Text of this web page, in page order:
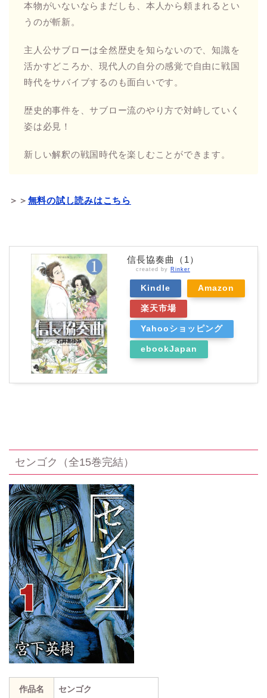
本物がいないならまだしも、本人から頼まれるとい
うのが斬新。
主人公サブローは全然歴史を知らないので、知識を
活かすどころか、現代人の自分の感覚で自由に戦国
時代をサバイブするのも面白いです。
歴史的事件を、サブロー流のやり方で対峙していく
姿は必見！
新しい解釈の戦国時代を楽しむことができます。
＞＞ 無料の試し読みはこちら
信長協奏曲（1）
created by Rinker
Kindle Amazon
楽天市場
Yahooショッピング
ebookJapan
センゴク（全15巻完結）
作品名 センゴク